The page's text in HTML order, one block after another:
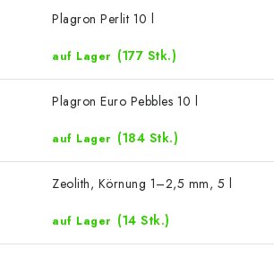
MICROGREENS
SMARTER GARTEN
Geschäftsbewertung Kaufberatung
Kontakt
Datenschutzerklärung Impressum
Plagron Perlit 10 l
auf Lager (177 Stk.)
Plagron Euro Pebbles 10 l
auf Lager (184 Stk.)
Zeolith, Körnung 1–2,5 mm, 5 l
auf Lager (14 Stk.)